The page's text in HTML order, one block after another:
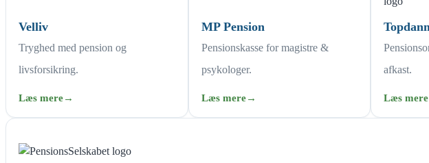
Velliv
Tryghed med pension og
livsforsikring.
Læs mere→
MP Pension
Pensionskasse for magistre &
psykologer.
Læs mere→
afkast.
Læs mere